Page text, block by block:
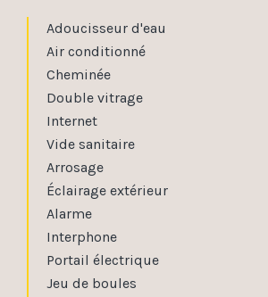
Adoucisseur d'eau
Air conditionné
Cheminée
Double vitrage
Internet
Vide sanitaire
Arrosage
Éclairage extérieur
Alarme
Interphone
Portail électrique
Jeu de boules